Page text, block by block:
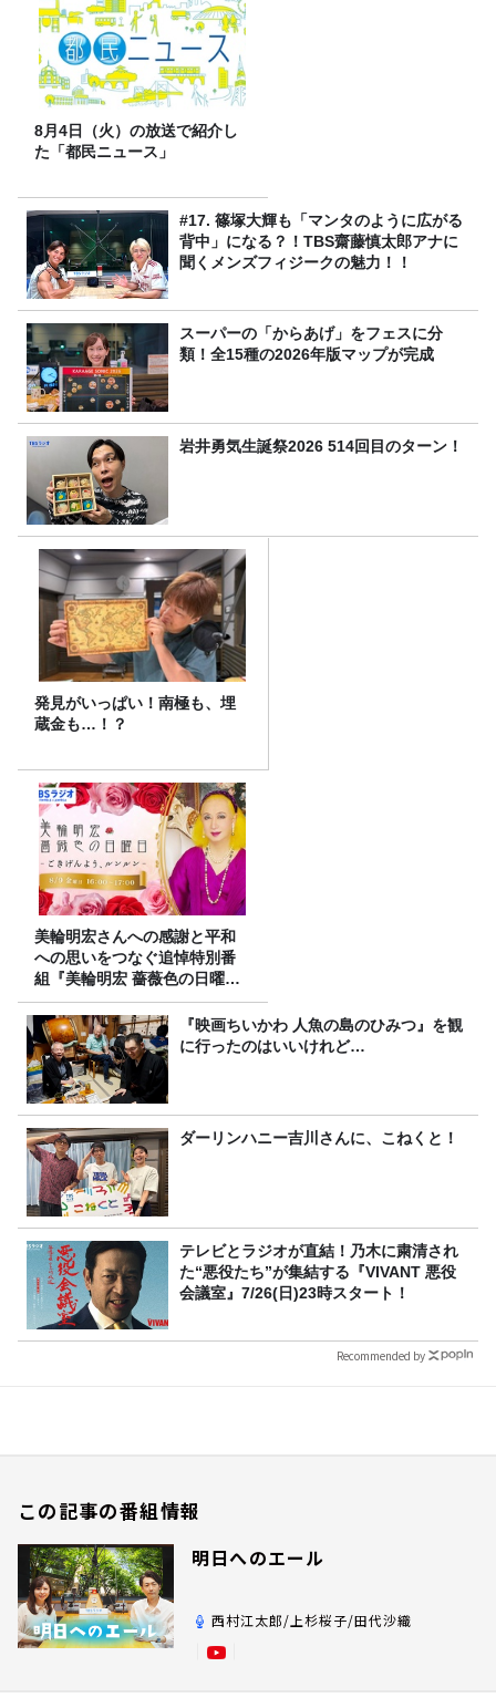
8月4日（火）の放送で紹介し
た「都民ニュース」
#17. 篠塚大輝も「マンタのように広がる
背中」になる？！TBS齋藤慎太郎アナに
聞くメンズフィジークの魅力！！
スーパーの「からあげ」をフェスに分
類！全15種の2026年版マップが完成
岩井勇気生誕祭2026 514回目のターン！
発見がいっぱい！南極も、埋
蔵金も…！？
美輪明宏さんへの感謝と平和
への思いをつなぐ追悼特別番
組『美輪明宏 薔薇色の日曜日
～ごきげんよう、ルンルン
～』8/9（日）16時放送『映画ちいかわ 人魚の島のひみつ』を観
に行ったのはいいけれど…
ダーリンハニー吉川さんに、こねくと！
テレビとラジオが直結！乃木に粛清され
た“悪役たち”が集結する『VIVANT 悪役
会議室』7/26(日)23時スタート！
Recommended by
この記事の番組情報
明日へのエール
西村江太郎/上杉桜子/田代沙織